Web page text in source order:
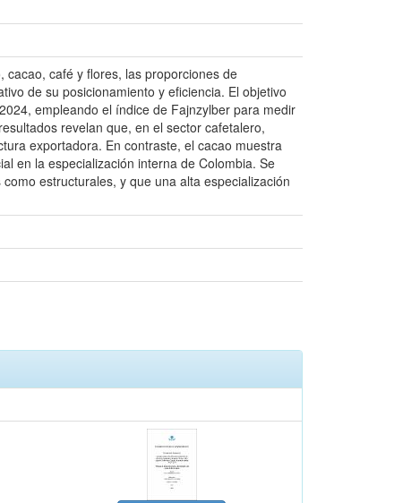
café y flores, las proporciones de
de su posicionamiento y eficiencia. El objetivo
empleando el índice de Fajnzylber para medir
revelan que, en el sector cafetalero,
exportadora. En contraste, el cacao muestra
en la especialización interna de Colombia. Se
estructurales, y que una alta especialización